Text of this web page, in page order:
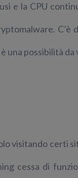
e la CPU
C’è
una possibilità
visitando certi
cessa di